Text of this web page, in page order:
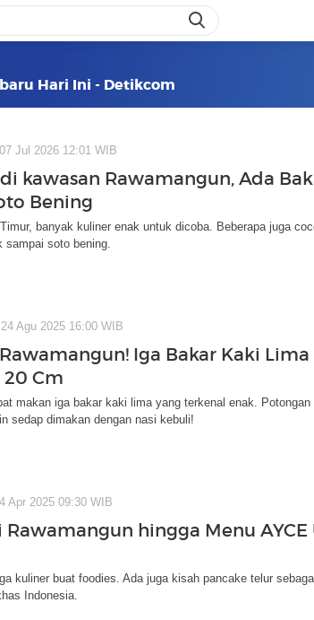
Hari Ini - Detikcom
Jul 2026 12:01 WIB
kawasan Rawamangun, Ada
Bening
banyak kuliner enak untuk dicoba. Beberapa juga
sampai soto bening.
Agu 2025 16:00 WIB
Iga Bakar Kaki Lima
Cm
makan iga bakar kaki lima yang terkenal enak.
sedap dimakan dengan nasi kebuli!
Apr 2025 09:30 WIB
hingga Menu AYCE
kuliner buat foodies. Ada juga kisah pancake telur
Indonesia.